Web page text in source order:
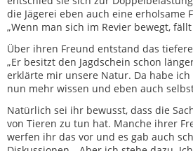
die Jägerei eben auch eine erholsame
„Wenn man sich im Revier bewegt,
Über ihren Freund entstand das
„Er besitzt den Jagdschein schon
erklärte mir unsere Natur. Da habe
nun mehr wissen und eben auch
Natürlich sei ihr bewusst, dass die
von Tieren zu tun hat. Manche ihrer
werfen ihr das vor und es gab auch